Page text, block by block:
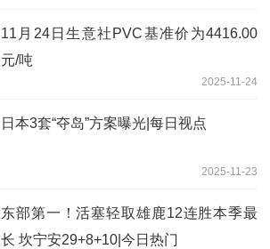
11月24日生意社PVC基准价为4416.00
元/吨
2025-11-24
日本3套“夺岛”方案曝光|每日视点
2025-11-23
东部第一！活塞轻取雄鹿12连胜本季最
长 坎宁安29+8+10|今日热门